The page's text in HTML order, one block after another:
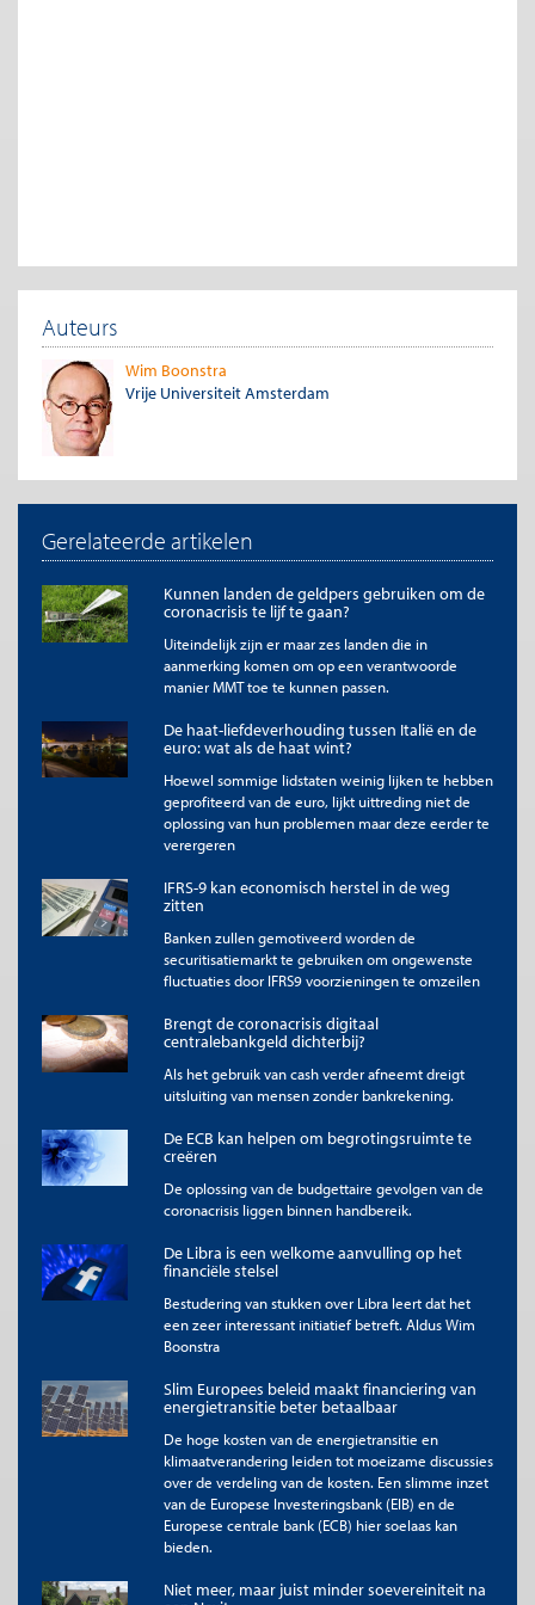
Noot:
AA of hoger: Oostenrijk, België, Finland, Frankrijk, Duitsland,
AA- tot BBB: Estland, Ierland, Italië, Letland, Litouwen, Malta, Portugal,
Spanje.
Lager dan BBB: Cyprus, Griekenland. De EU als entiteit heeft een AA
Bron: Standard & Poor’s, via www.trading.com
De conclusie is dat het AAA-segment eurozone in de
kapitaalmarkt klein en versnipperd is met een mate van
liquiditeit die veel kleiner is dan die van de Verenigde Staten. De
VS hebben bij S&P op het moment van schrijven een rating van
AA+. Zoals kan worden afgelezen uit figuur 2 heeft in de
eurozone het segment AA of hoger een omvang van € 5.732
miljard. Dit is ongeveer een derde van de Amerikaanse
staatsschuld.
In tijden van onrust lopen spanningen snel op
Een complicerende factor is verder dat er direct grote
spanningen tussen de individuele lidstaten van de eurozone
optreedt. Dit gebeurde bijvoorbeeld na de grote financiële crisis
en de daarop volgende eurocrisis. Het renteverschil tussen de
staatsleningen van landen met een AAA-rating en die met een
lagere rating loopt dan sterk op, wat tot spanningen in de
Figuur 3: Rente op 10-jaars staatsleningen AAA versus
BBB
Auteurs
Wim Boonstra
Vrije Universiteit Amsterdam
Gerelateerde artikelen
Kunnen landen de geldpers gebruiken om de
coronacrisis te lijf te gaan?
Uiteindelijk zijn er maar zes landen die in
aanmerking komen om op een verantwoorde
manier MMT toe te kunnen passen.
De haat-liefdeverhouding tussen Italië en de
euro: wat als de haat wint?
Hoewel sommige lidstaten weinig lijken te hebben
geprofiteerd van de euro, lijkt uittreding niet de
oplossing van hun problemen maar deze eerder te
verergeren
IFRS-9 kan economisch herstel in de weg
zitten
Banken zullen gemotiveerd worden de
securitisatiemarkt te gebruiken om ongewenste
fluctuaties door IFRS9 voorzieningen te omzeilen
Brengt de coronacrisis digitaal
centralebankgeld dichterbij?
Als het gebruik van cash verder afneemt dreigt
uitsluiting van mensen zonder bankrekening.
De ECB kan helpen om begrotingsruimte te
creëren
De oplossing van de budgettaire gevolgen van de
coronacrisis liggen binnen handbereik.
De Libra is een welkome aanvulling op het
financiële stelsel
Bestudering van stukken over Libra leert dat het
een zeer interessant initiatief betreft. Aldus Wim
Boonstra
Slim Europees beleid maakt financiering van
energietransitie beter betaalbaar
De hoge kosten van de energietransitie en
klimaatverandering leiden tot moeizame discussies
over de verdeling van de kosten. Een slimme inzet
van de Europese Investeringsbank (EIB) en de
Europese centrale bank (ECB) hier soelaas kan
bieden.
Niet meer, maar juist minder soevereiniteit na